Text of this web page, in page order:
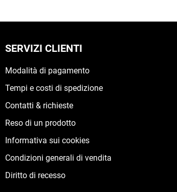
SERVIZI CLIENTI
Modalità di pagamento
Tempi e costi di spedizione
Contatti & richieste
Reso di un prodotto
Informativa sui cookies
Condizioni generali di vendita
Diritto di recesso